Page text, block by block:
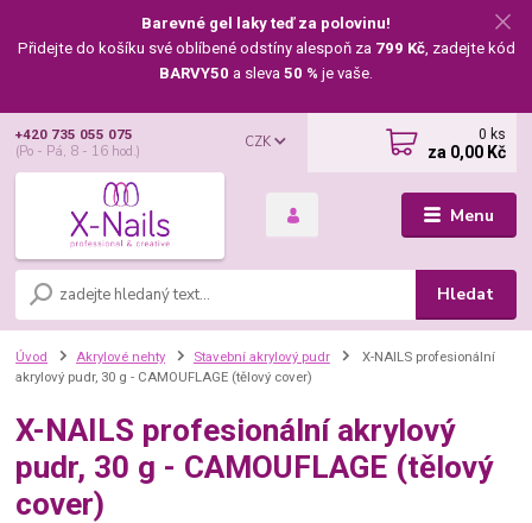
Barevné gel laky teď za polovinu!
Přidejte do košíku své oblíbené odstíny alespoň za 799 Kč, zadejte kód
BARVY50 a sleva 50 % je vaše.
Menu
CZK
Hledat
+420 735 055 075
(Po - Pá, 8 - 16 hod.)
0 ks
za 0,00 Kč
Úvod Akrylové nehty Stavební akrylový pudr
X-NAILS profesionální
akrylový pudr, 30 g - CAMOUFLAGE (tělový cover)
X-NAILS profesionální akrylový
pudr, 30 g - CAMOUFLAGE (tělový
cover)